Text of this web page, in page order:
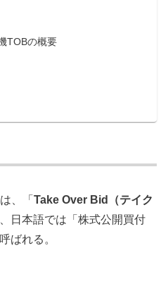
TOBの概要
、「 Take Over Bid（テイク
日本語では「株式公開買付
ばれる。